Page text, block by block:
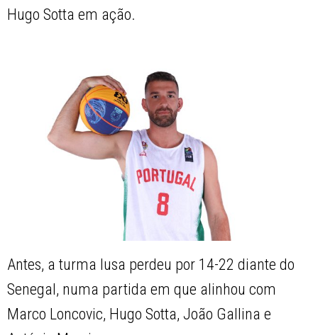
Hugo Sotta em ação.
Antes, a turma lusa perdeu por 14-22 diante do
Senegal, numa partida em que alinhou com
Marco Loncovic, Hugo Sotta, João Gallina e